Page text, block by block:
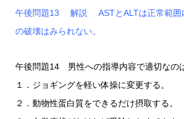
午後問題13 解説 ASTとALTは正常範囲
の破壊はみられない。
午後問題14 男性への指導内容で適切なの
１．ジョギングを軽い体操に変更する。
２．動物性蛋白質をできるだけ摂取する。